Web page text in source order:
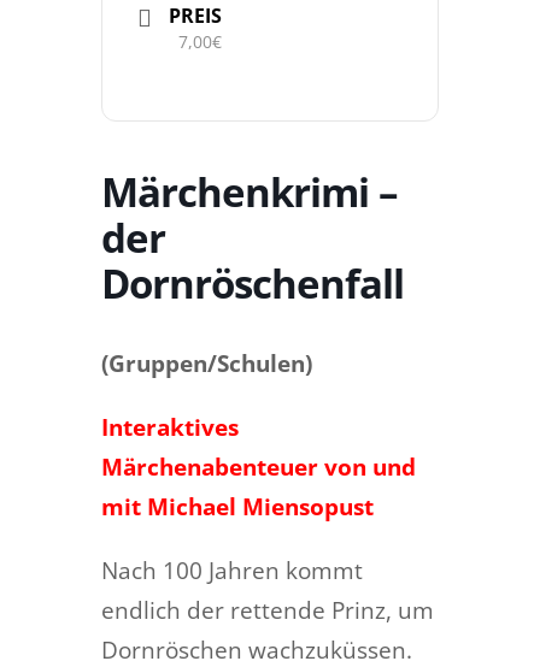
PREIS
7,00€
Märchenkrimi –
der
Dornröschenfall
(Gruppen/Schulen)
Interaktives
Märchenabenteuer von und
mit Michael Miensopust
Nach 100 Jahren kommt
endlich der rettende Prinz, um
Dornröschen wachzuküssen.